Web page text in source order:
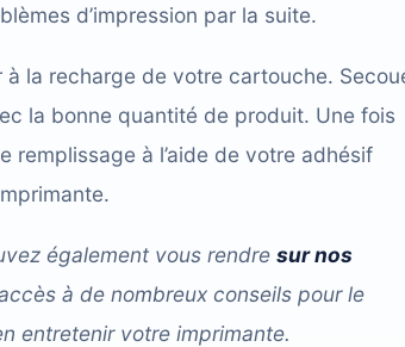
d’impression par la suite.
la recharge de votre cartouche.
la bonne quantité de produit. Une fois
remplissage à l’aide de votre adhésif
également vous rendre sur nos
à de nombreux conseils pour le
entretenir votre imprimante.